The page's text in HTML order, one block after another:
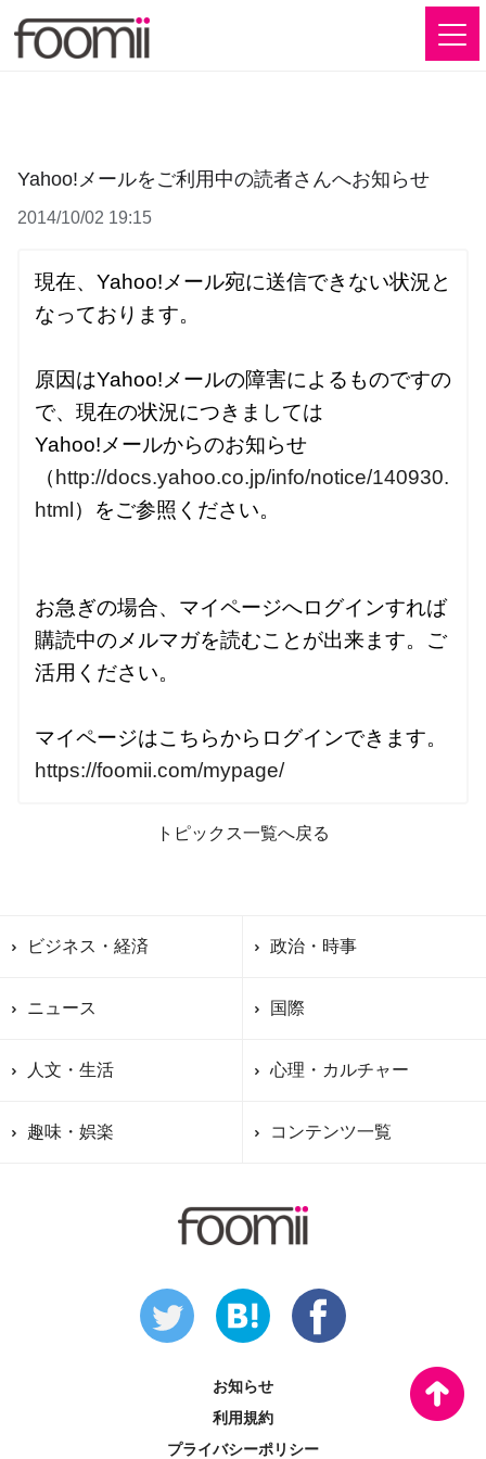
Yahoo!メールをご利用中の読者さんへお知らせ
2014/10/02 19:15
現在、Yahoo!メール宛に送信できない状況と
なっております。
原因はYahoo!メールの障害によるものですの
で、現在の状況につきましては
Yahoo!メールからのお知らせ
（ http://docs.yahoo.co.jp/info/notice/140930.
html ）をご参照ください。
お急ぎの場合、マイページへログインすれば
購読中のメルマガを読むことが出来ます。ご
活用ください。
https://foomii.com/mypage/
トピックス一覧へ戻る
ビジネス・経済 政治・時事
ニュース 国際
人文・生活 心理・カルチャー
趣味・娯楽 コンテンツ一覧
お知らせ
利用規約
プライバシーポリシー